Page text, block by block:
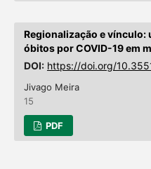
Regionalização e vínculo:
óbitos por COVID-19 em
DOI: https://doi.org/
Jivago Meira
15
PDF